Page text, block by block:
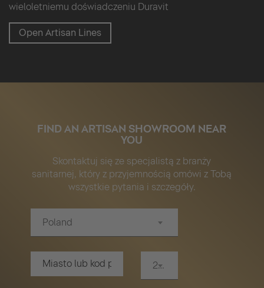
wieloletniemu doświadczeniu Duravit
Open Artisan Lines
FIND AN ARTISAN SHOWROOM NEAR
YOU
Skontaktuj się ze specjalistą z branży
sanitarnej, który z przyjemnością omówi z Tobą
wszystkie pytania i szczegóły.
Poland
20 km